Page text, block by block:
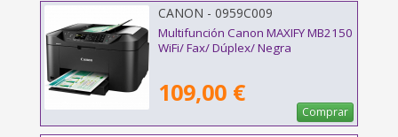
CANON - 0959C009
Multifunción Canon MAXIFY MB2150
WiFi/ Fax/ Dúplex/ Negra
109,00 €
Comprar